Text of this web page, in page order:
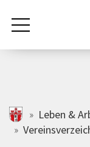
Zum Hauptinhalt
Rathaus & Politik
schmallenberg.de
Leben &